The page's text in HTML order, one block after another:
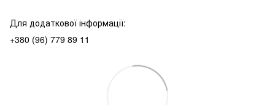
Для додаткової інформації:
+380 (96) 779 89 11